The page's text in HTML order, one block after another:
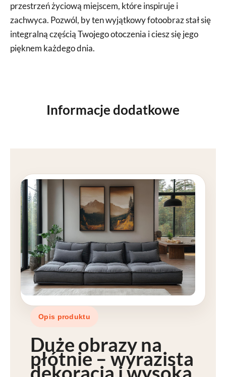
przestrzeń życiową miejscem, które inspiruje i
zachwyca. Pozwól, by ten wyjątkowy fotoobraz stał się
integralną częścią Twojego otoczenia i ciesz się jego
pięknem każdego dnia.
Informacje dodatkowe
Opis produktu
Duże obrazy na
płótnie – wyrazista
dekoracja i wysoka